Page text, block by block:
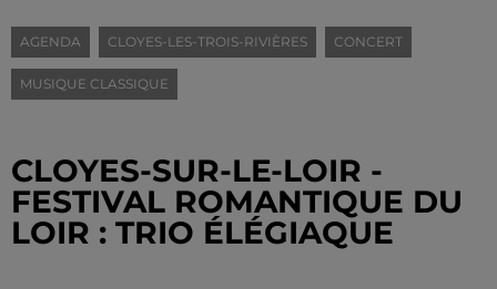
AGENDA CLOYES-LES-TROIS-RIVIÈRES CONCERT
MUSIQUE CLASSIQUE
CLOYES-SUR-LE-LOIR -
FESTIVAL ROMANTIQUE DU
LOIR : TRIO ÉLÉGIAQUE